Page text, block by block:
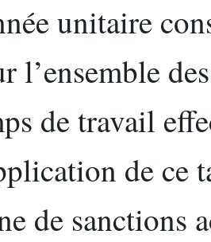
unitaire
l’ensemble
de travail
de ce
de sanctions